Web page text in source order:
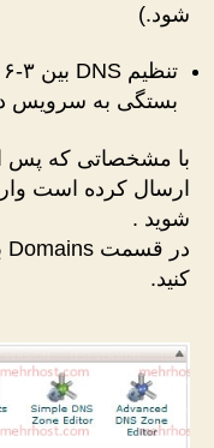
شود.)
بستگی به سرویس
با مشخصاتی که پس
ارسال کرده است
شوید .
کنید.